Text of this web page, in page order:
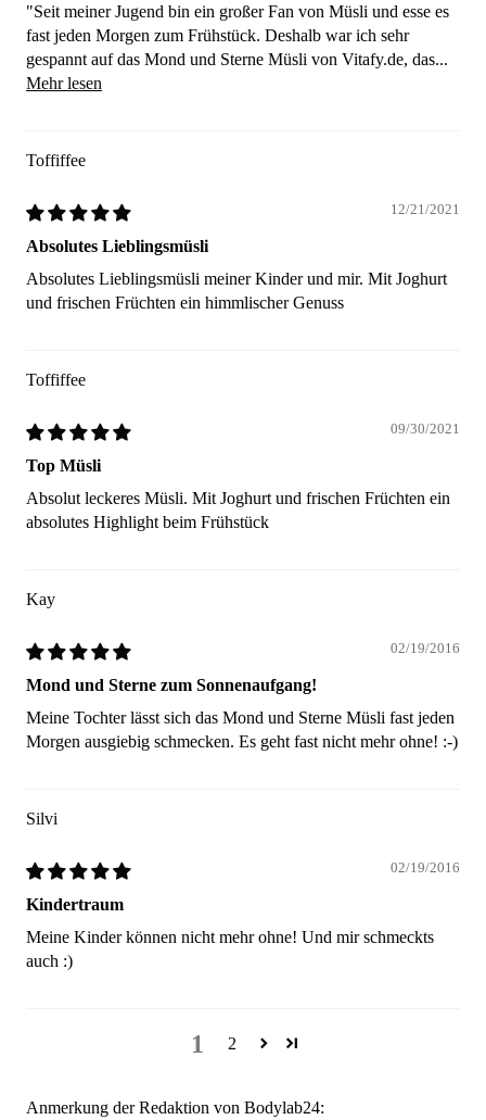
"Seit meiner Jugend bin ein großer Fan von Müsli und esse es
fast jeden Morgen zum Frühstück. Deshalb war ich sehr
gespannt auf das Mond und Sterne Müsli von Vitafy.de, das...
Mehr lesen
Toffiffee
12/21/2021
Absolutes Lieblingsmüsli
Absolutes Lieblingsmüsli meiner Kinder und mir. Mit Joghurt
und frischen Früchten ein himmlischer Genuss
Toffiffee
09/30/2021
Top Müsli
Absolut leckeres Müsli. Mit Joghurt und frischen Früchten ein
absolutes Highlight beim Frühstück
Kay
02/19/2016
Mond und Sterne zum Sonnenaufgang!
Meine Tochter lässt sich das Mond und Sterne Müsli fast jeden
Morgen ausgiebig schmecken. Es geht fast nicht mehr ohne! :-)
Silvi
02/19/2016
Kindertraum
Meine Kinder können nicht mehr ohne! Und mir schmeckts
auch :)
1 2
Anmerkung der Redaktion von Bodylab24: